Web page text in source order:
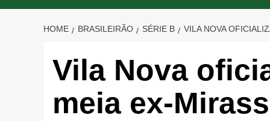
HOME BRASILEIRÃO SÉRIE B VILA NOVA
Vila Nova
meia ex-